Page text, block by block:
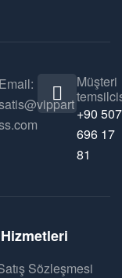
Email:
Müşteri
+90 507
696 17
81
Sözleşmesi